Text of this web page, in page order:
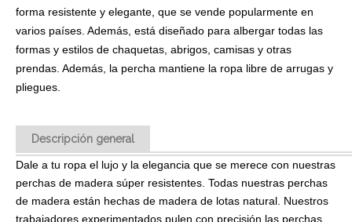
forma resistente y elegante, que se vende popularmente en
varios países. Además, está diseñado para albergar todas las
formas y estilos de chaquetas, abrigos, camisas y otras
prendas. Además, la percha mantiene la ropa libre de arrugas y
pliegues.
Descripción general
Dale a tu ropa el lujo y la elegancia que se merece con nuestras
perchas de madera súper resistentes. Todas nuestras perchas
de madera están hechas de madera de lotas natural. Nuestros
trabajadores experimentados pulen con precisión las perchas